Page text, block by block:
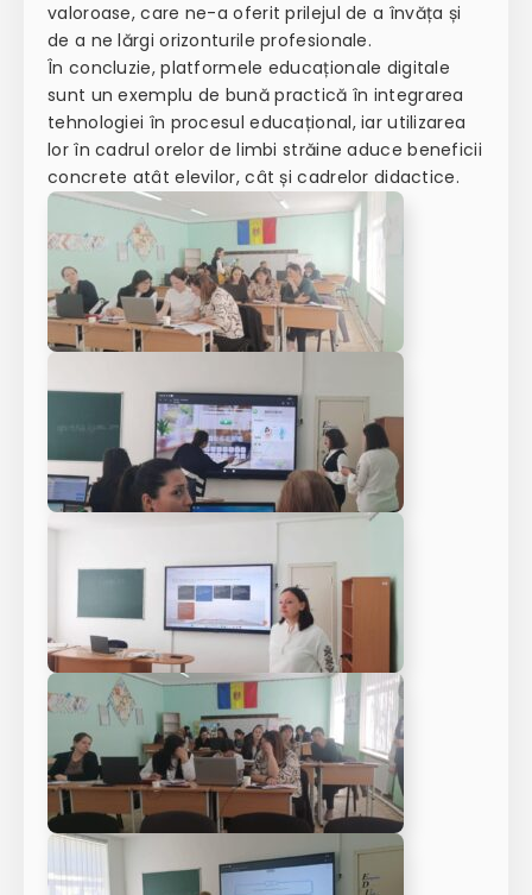
valoroase, care ne-a oferit prilejul de a învăța și
de a ne lărgi orizonturile profesionale.
În concluzie, platformele educaționale digitale
sunt un exemplu de bună practică în integrarea
tehnologiei în procesul educațional, iar utilizarea
lor în cadrul orelor de limbi străine aduce beneficii
concrete atât elevilor, cât și cadrelor didactice.